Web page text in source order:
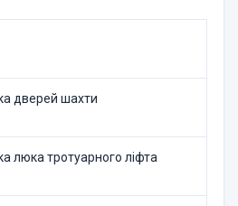
дверей шахти
люка тротуарного ліфта